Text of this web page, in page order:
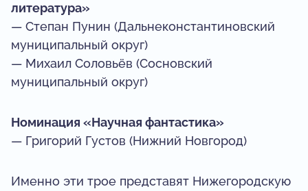
литература»
— Степан Пунин (Дальнеконстантиновский
муниципальный округ)
— Михаил Соловьёв (Сосновский
муниципальный округ)
Номинация «Научная фантастика»
— Григорий Густов (Нижний Новгород)
Именно эти трое представят Нижегородскую